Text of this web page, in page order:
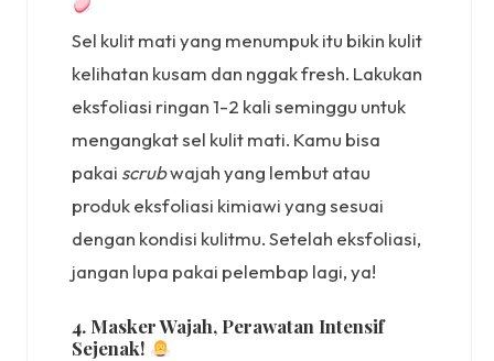
Sel kulit mati yang menumpuk itu bikin kulit
kelihatan kusam dan nggak fresh. Lakukan
eksfoliasi ringan 1-2 kali seminggu untuk
mengangkat sel kulit mati. Kamu bisa
pakai scrubwajah yang lembut atau
produk eksfoliasi kimiawi yang sesuai
dengan kondisi kulitmu. Setelah eksfoliasi,
jangan lupa pakai pelembap lagi, ya!
4. Masker Wajah, Perawatan Intensif
Sejenak!